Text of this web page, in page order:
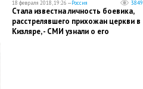
18 февраля 2018, 19:26 —Россия 3849
​Стала известна личность боевика,
расстрелявшего прихожан церкви в
Кизляре, - СМИ узнали о его